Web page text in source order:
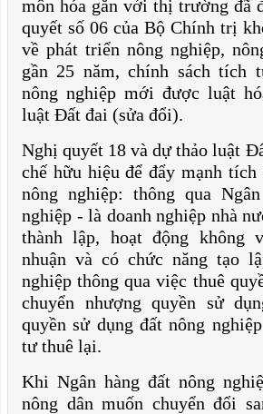
môn hóa gắn với thị trường đã
quyết số 06 của Bộ Chính trị
về phát triển nông nghiệp,
gần 25 năm, chính sách tích
nông nghiệp mới được luật
luật Đất đai (sửa đổi).
Nghị quyết 18 và dự thảo luật
chế hữu hiệu để đẩy mạnh
nông nghiệp: thông qua
nghiệp - là doanh nghiệp nhà
thành lập, hoạt động không
nhuận và có chức năng tạo
nghiệp thông qua việc thuê
chuyển nhượng quyền sử
quyền sử dụng đất nông
tư thuê lại.
Khi Ngân hàng đất nông
nông dân muốn chuyển đổi